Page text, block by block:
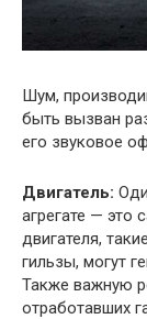
Шум,
быть вызван
его звуковое
Двигатель:
агрегате — это
двигателя,
гильзы, могут
Также важную
отработавших